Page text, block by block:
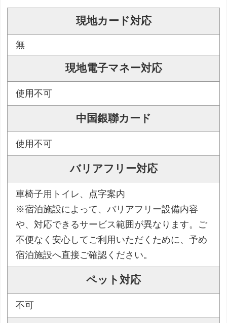
現地カード対応
無
現地電子マネー対応
使用不可
中国銀聯カード
使用不可
バリアフリー対応
車椅子用トイレ、点字案内
※宿泊施設によって、バリアフリー設備内容
や、対応できるサービス範囲が異なります。ご
不便なく安心してご利用いただくために、予め
宿泊施設へ直接ご確認ください。
ペット対応
不可